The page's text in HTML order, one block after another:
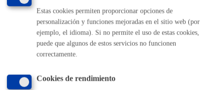
PRESENCIAL
TELÉFONO
MÁQUINA
Estas cookies permiten proporcionar opciones de
personalización y funciones mejoradas en el sitio web (por
ejemplo, el idioma). Si no permite el uso de estas cookies,
puede que algunos de estos servicios no funcionen
correctamente.
Cookies de rendimiento